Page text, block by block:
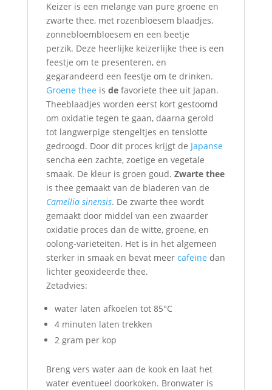
Keizer is een melange van pure groene en
zwarte thee, met rozenbloesem blaadjes,
zonnebloembloesem en een beetje
perzik. Deze heerlijke keizerlijke thee is een
feestje om te presenteren, en
gegarandeerd een feestje om te drinken.
Groene thee is defavoriete thee uit Japan.
Theeblaadjes worden eerst kort gestoomd
om oxidatie tegen te gaan, daarna gerold
tot langwerpige stengeltjes en tenslotte
gedroogd. Door dit proces krijgt de Japanse
sencha een zachte, zoetige en vegetale
smaak. De kleur is groen goud. Zwarte thee
is thee gemaakt van de bladeren van de
Camellia sinensis. De zwarte thee wordt
gemaakt door middel van een zwaarder
oxidatie proces dan de witte, groene, en
oolong-variëteiten. Het is in het algemeen
sterker in smaak en bevat meer cafeïne dan
lichter geoxideerde thee.
Zetadvies:
water laten afkoelen tot 85°C
4 minuten laten trekken
2 gram per kop
Breng vers water aan de kook en laat het
water eventueel doorkoken. Bronwater is